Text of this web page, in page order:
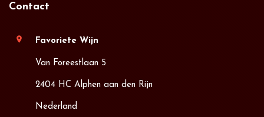
Contact
location_on Favoriete Wijn
Van Foreestlaan 5
2404 HC Alphen aan den Rijn
Nederland